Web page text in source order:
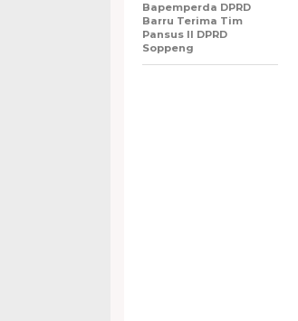
Bapemperda DPRD
Barru Terima Tim
Pansus II DPRD
Soppeng